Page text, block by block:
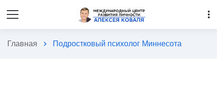
more_vert
Главная chevron_right Подростковый психолог Миннесота